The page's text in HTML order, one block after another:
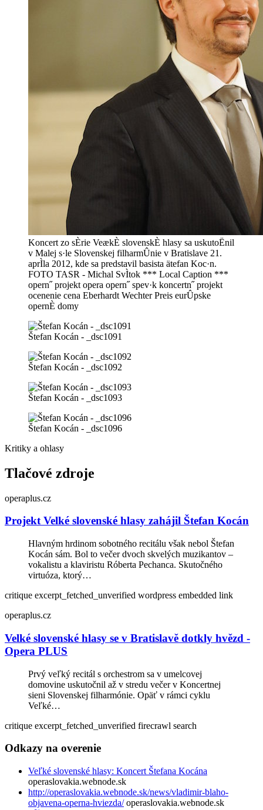
Koncert zo sÈrie VeækÈ slovenskÈ hlasy sa uskutoËnil
v Malej s·le Slovenskej filharmÛnie v Bratislave 21.
aprÌla 2012, kde sa predstavil basista ätefan Koc·n.
FOTO TASR - Michal SvÌtok *** Local Caption ***
opern˝ projekt opera opern˝ spev·k koncertn˝ projekt
ocenenie cena Eberhardt Wechter Preis eurÛpske
opernÈ domy
Štefan Kocán - _dsc1091
Štefan Kocán - _dsc1092
Štefan Kocán - _dsc1093
Štefan Kocán - _dsc1096
Kritiky a ohlasy
Tlačové zdroje
operaplus.cz
Projekt Velké slovenské hlasy zahájil Štefan Kocán
Hlavným hrdinom sobotného recitálu však nebol Štefan
Kocán sám. Bol to večer dvoch skvelých muzikantov –
vokalistu a klaviristu Róberta Pechanca. Skutočného
virtuóza, ktorý…
critique excerpt_fetched_unverified wordpress embedded link
operaplus.cz
Velké slovenské hlasy se v Bratislavě dotkly hvězd -
Opera PLUS
Prvý veľký recitál s orchestrom sa v umelcovej
domovine uskutočnil až v stredu večer v Koncertnej
sieni Slovenskej filharmónie. Opäť v rámci cyklu
Veľké…
critique excerpt_fetched_unverified firecrawl search
Odkazy na overenie
Veľké slovenské hlasy: Koncert Štefana Kocána
operaslovakia.webnode.sk
http://operaslovakia.webnode.sk/news/vladimir-blaho-
objavena-operna-hviezda/ operaslovakia.webnode.sk